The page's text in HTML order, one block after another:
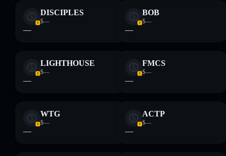
DISCIPLES
$—
—
BOB
$—
—
LIGHTHOUSE
$—
—
FMCS
$—
—
WTG
$—
—
ACTP
$—
—